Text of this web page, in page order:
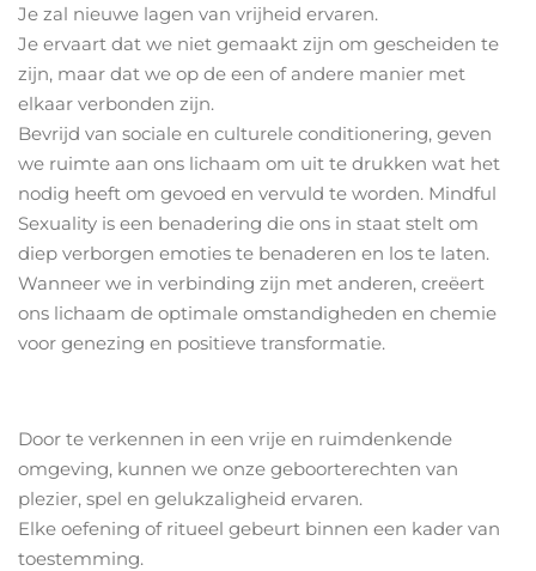
Je zal nieuwe lagen van vrijheid ervaren.
Je ervaart dat we niet gemaakt zijn om gescheiden te
zijn, maar dat we op de een of andere manier met
elkaar verbonden zijn.
Bevrijd van sociale en culturele conditionering, geven
we ruimte aan ons lichaam om uit te drukken wat het
nodig heeft om gevoed en vervuld te worden. Mindful
Sexuality is een benadering die ons in staat stelt om
diep verborgen emoties te benaderen en los te laten.
Wanneer we in verbinding zijn met anderen, creëert
ons lichaam de optimale omstandigheden en chemie
voor genezing en positieve transformatie.
Door te verkennen in een vrije en ruimdenkende
omgeving, kunnen we onze geboorterechten van
plezier, spel en gelukzaligheid ervaren.
Elke oefening of ritueel gebeurt binnen een kader van
toestemming.